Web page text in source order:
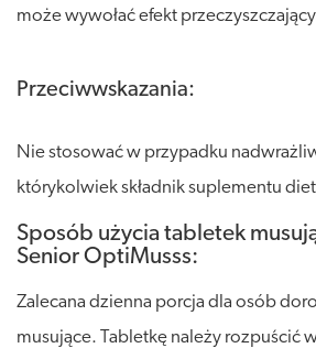
może wywołać efekt
Przeciwwskazania:
Nie stosować w przypadku
którykolwiek składnik suplementu
Sposób użycia tabletek
Senior OptiMusss:
Zalecana dzienna porcja dla osób
musujące. Tabletkę należy rozpuścić